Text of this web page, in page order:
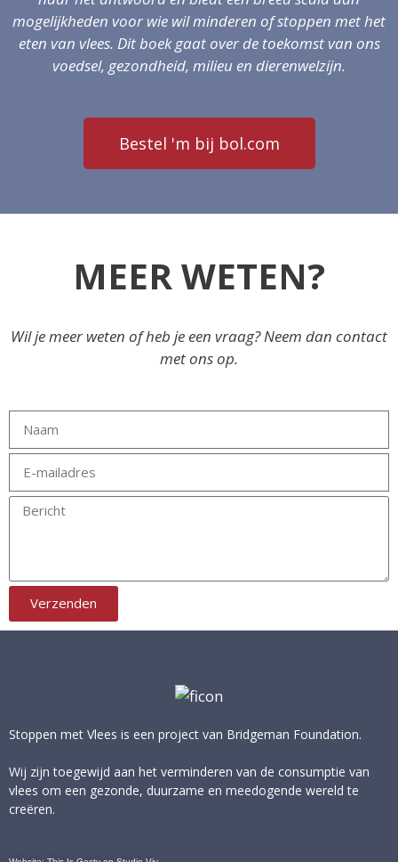
mogelijkheden voor wie wil minderen of stoppen met het
eten van vlees. Dit boek gaat over de toekomst van ons
voedsel, gezondheid, milieu en dierenwelzijn.
Bestel 'm bij bol.com
MEER WETEN?
Wil je meer weten of heb je een vraag? Neem dan contact
met ons op.
Verzenden
Stoppen met Vlees is een project van Bridgeman Foundation.
Wij zijn toegewijd aan het verminderen van de consumptie van
vlees om een gezonde, duurzame en meedogende wereld te
creëren.